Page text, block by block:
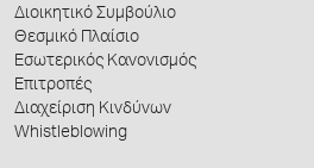
Διοικητικό Συμβούλιο
Θεσμικό Πλαίσιο
Εσωτερικός Κανονισμός
Επιτροπές
Διαχείριση Κινδύνων
Whistleblowing